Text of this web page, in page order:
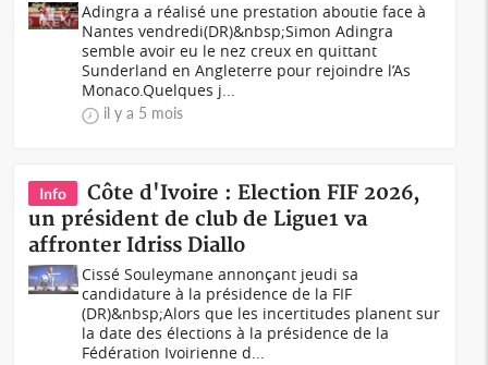
Adingra a réalisé une prestation aboutie face à
Nantes vendredi(DR)&nbsp;Simon Adingra
semble avoir eu le nez creux en quittant
Sunderland en Angleterre pour rejoindre l’As
Monaco.Quelques j...
il y a 5 mois
Info
Côte d'Ivoire : Election FIF 2026,
un président de club de Ligue1 va
affronter Idriss Diallo
Cissé Souleymane annonçant jeudi sa
candidature à la présidence de la FIF
(DR)&nbsp;Alors que les incertitudes planent sur
la date des élections à la présidence de la
Fédération Ivoirienne d...